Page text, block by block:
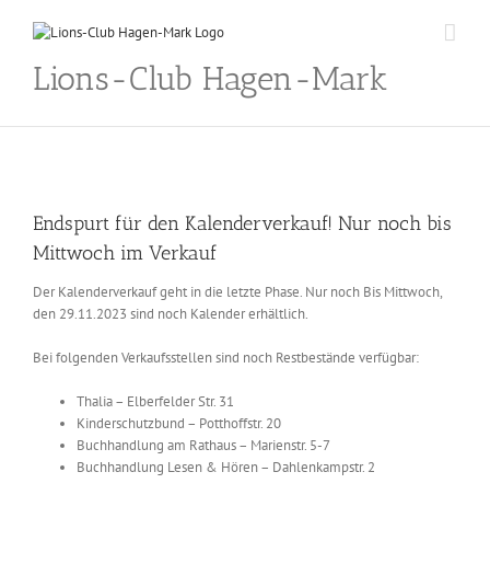
Lions-Club Hagen-Mark
Endspurt für den Kalenderverkauf! Nur noch bis
Mittwoch im Verkauf
Der Kalenderverkauf geht in die letzte Phase. Nur noch Bis Mittwoch,
den 29.11.2023 sind noch Kalender erhältlich.
Bei folgenden Verkaufsstellen sind noch Restbestände verfügbar:
Thalia – Elberfelder Str. 31
Kinderschutzbund – Potthoffstr. 20
Buchhandlung am Rathaus – Marienstr. 5-7
Buchhandlung Lesen & Hören – Dahlenkampstr. 2